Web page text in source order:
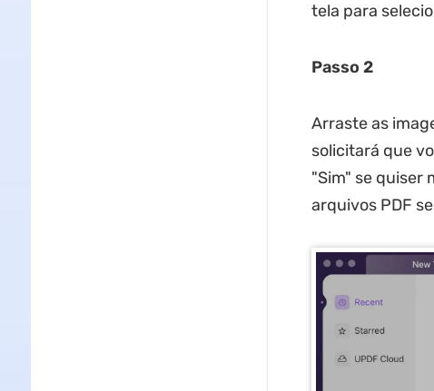
tela para
Passo 2
Arraste as
solicitará que
"Sim" se quiser
arquivos PDF